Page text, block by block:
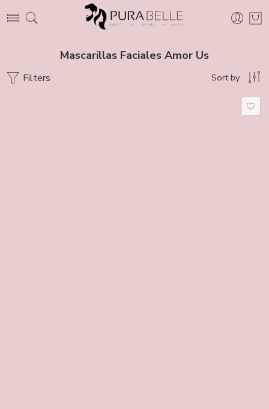
Mascarillas Faciales Amor Us
Filters Sort by